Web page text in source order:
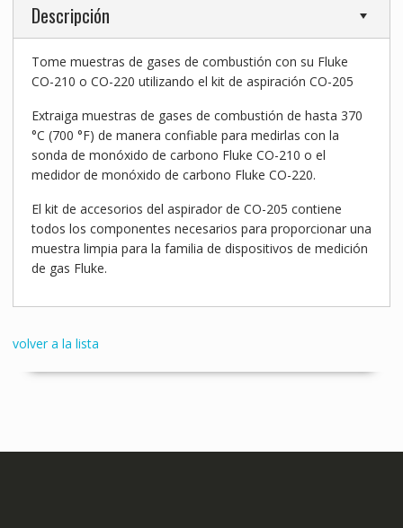
Descripción
Tome muestras de gases de combustión con su Fluke
CO-210 o CO-220 utilizando el kit de aspiración CO-205
Extraiga muestras de gases de combustión de hasta 370
°C (700 °F) de manera confiable para medirlas con la
sonda de monóxido de carbono Fluke CO-210 o el
medidor de monóxido de carbono Fluke CO-220.
El kit de accesorios del aspirador de CO-205 contiene
todos los componentes necesarios para proporcionar una
muestra limpia para la familia de dispositivos de medición
de gas Fluke.
volver a la lista